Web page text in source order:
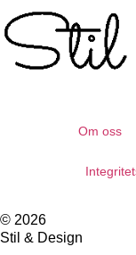
Om oss
© 2026
Stil & Design